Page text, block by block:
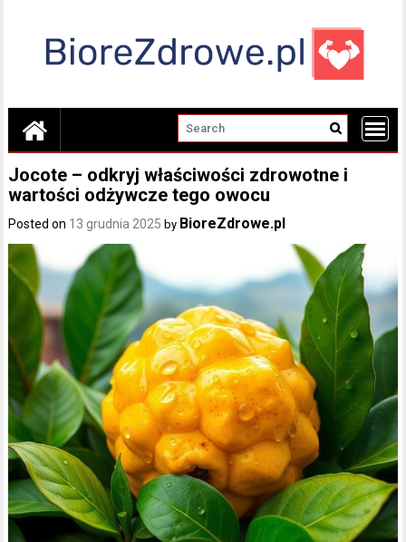
Jocote – odkryj właściwości zdrowotne i
wartości odżywcze tego owocu
Posted on 13 grudnia 2025 by BioreZdrowe.pl